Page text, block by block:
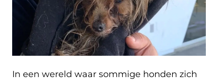
In een wereld waar sommige honden zich